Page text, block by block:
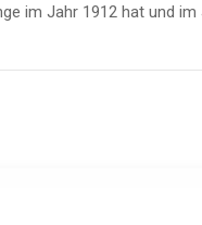
im Jahr 1912 hat und im